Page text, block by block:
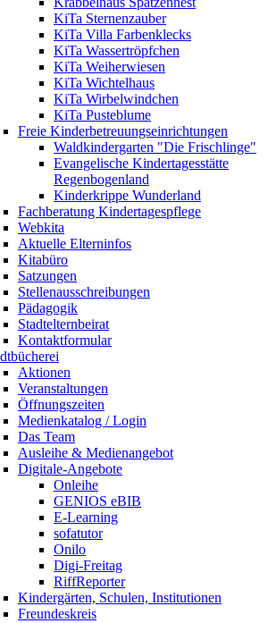
KiTa Sternenzauber
KiTa Villa Farbenklecks
KiTa Wassertröpfchen
KiTa Weiherwiesen
KiTa Wichtelhaus
KiTa Wirbelwindchen
KiTa Pusteblume
Freie Kinderbetreuungseinrichtungen
Waldkindergarten "Die Frischlinge"
Evangelische Kindertagesstätte
Regenbogenland
Kinderkrippe Wunderland
Fachberatung Kindertagespflege
Webkita
Aktuelle Elterninfos
Kitabüro
Satzungen
Stellenausschreibungen
Pädagogik
Stadtelternbeirat
Kontaktformular
Aktionen
Veranstaltungen
Öffnungszeiten
Medienkatalog / Login
Das Team
Ausleihe & Medienangebot
Digitale-Angebote
Onleihe
GENIOS eBIB
E-Learning
sofatutor
Onilo
Digi-Freitag
RiffReporter
Kindergärten, Schulen, Institutionen
Freundeskreis